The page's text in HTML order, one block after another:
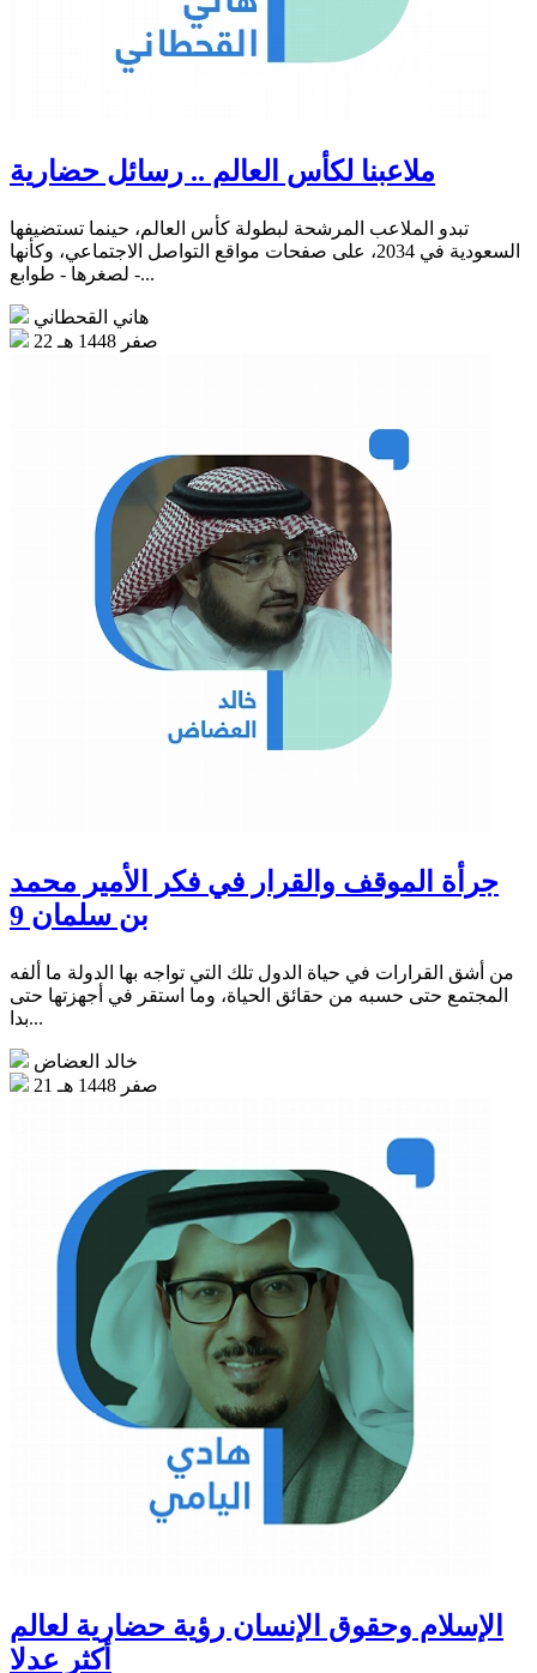
ملاعبنا لكأس العالم .. رسائل حضارية
تبدو الملاعب المرشحة لبطولة كأس العالم، حينما تستضيفها
السعودية في 2034، على صفحات مواقع التواصل الاجتماعي، وكأنها
- لصغرها - طوابع...
هاني القحطاني
22 صفر 1448 هـ
جرأة الموقف والقرار في فكر الأمير محمد
بن سلمان 9
من أشق القرارات في حياة الدول تلك التي تواجه بها الدولة ما ألفه
المجتمع حتى حسبه من حقائق الحياة، وما استقر في أجهزتها حتى
بدا...
خالد العضاض
21 صفر 1448 هـ
الإسلام وحقوق الإنسان رؤية حضارية لعالم
أكثر عدلا